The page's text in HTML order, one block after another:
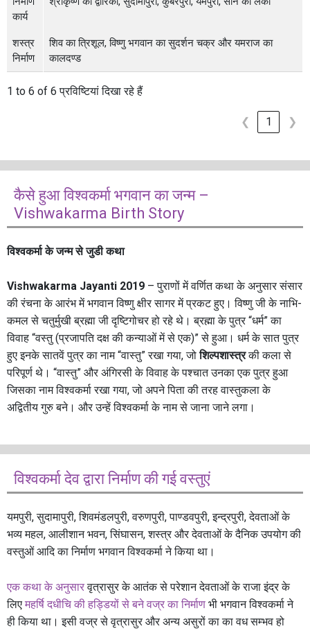
कार्य
शस्त्र
निर्माण
शिव का त्रिशूल, विष्णु भगवान का सुदर्शन चक्र और यमराज का
कालदण्ड
1 to 6 of 6 प्रविष्टियां दिखा रहे हैं
❮ 1 ❯
कैसे हुआ विश्वकर्मा भगवान का जन्म –
Vishwakarma Birth Story
विश्वकर्मा के जन्म से जुडी कथा
Vishwakarma Jayanti 2019 – पुराणों में वर्णित कथा के अनुसार संसार
की रंचना के आरंभ में भगवान विष्णु क्षीर सागर में प्रकट हुए। विष्णु जी के नाभि-
कमल से चतुर्मुखी ब्रह्मा जी दृष्टिगोचर हो रहे थे। ब्रह्मा के पुत्र “धर्म” का
विवाह “वस्तु (प्रजापति दक्ष की कन्याओं में से एक)” से हुआ। धर्म के सात पुत्र
हुए इनके सातवें पुत्र का नाम “वास्तु” रखा गया, जोशिल्पशास्त्रकी कला से
परिपूर्ण थे। “वास्तु” और अंगिरसी के विवाह के पश्चात उनका एक पुत्र हुआ
जिसका नाम विश्वकर्मा रखा गया, जो अपने पिता की तरह वास्तुकला के
अद्वितीय गुरु बने। और उन्हें विश्वकर्मा के नाम से जाना जाने लगा।
विश्वकर्मा देव द्वारा निर्माण की गई वस्तुएं
यमपुरी, सुदामापुरी, शिवमंडलपुरी, वरुणपुरी, पाण्डवपुरी, इन्द्रपुरी, देवताओं के
भव्य महल, आलीशान भवन, सिंघासन, शस्त्र और देवताओं के दैनिक उपयोग की
वस्तुओं आदि का निर्माण भगवान विश्वकर्मा ने किया था।
एक कथा के अनुसारवृत्रासुर के आतंक से परेशान देवताओं के राजा इंद्र के
लिए महर्षि दधीचि की हड्डियों से बने वज्र का निर्माण भी भगवान विश्वकर्मा ने
ही किया था। इसी वज्र से वृत्रासुर और अन्य असुरों का का वध सम्भव हो